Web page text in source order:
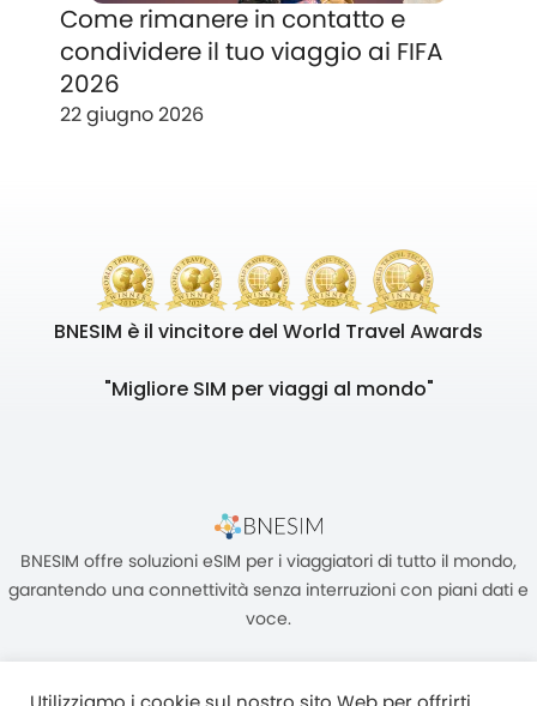
Come rimanere in contatto e
condividere il tuo viaggio ai FIFA
2026
22 giugno 2026
BNESIM è il vincitore del World Travel Awards
"Migliore SIM per viaggi al mondo"
BNESIM offre soluzioni eSIM per i viaggiatori di tutto il mondo,
garantendo una connettività senza interruzioni con piani dati e
voce.